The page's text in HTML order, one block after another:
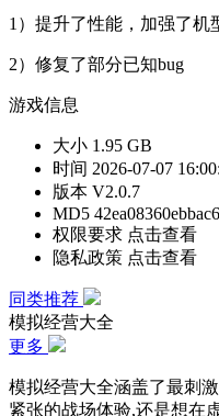
1）提升了性能，加强了机
2）修复了部分已知bug
游戏信息
大小 1.95 GB
时间 2026-07-07
版本 V2.0.7
MD5
权限要求 点击查看
隐私政策 点击查看
同类推荐
模拟经营大全
更多
模拟经营大全涵盖了最刺
紧张的战场体验,还是想在